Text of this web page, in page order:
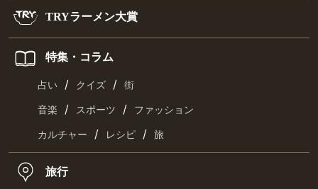
TRYラーメン大賞
特集・コラム
占い / クイズ / 街
音楽 / スポーツ / ファッション
カルチャー / レシピ / 旅
旅行